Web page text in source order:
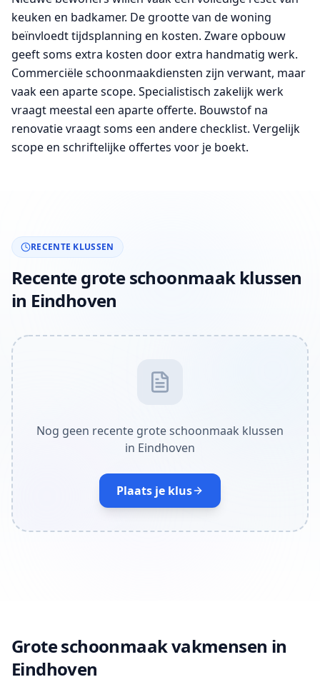
keuken en badkamer. De grootte van de woning
beïnvloedt tijdsplanning en kosten. Zware opbouw
geeft soms extra kosten door extra handmatig werk.
Commerciële schoonmaakdiensten zijn verwant, maar
vaak een aparte scope. Specialistisch zakelijk werk
vraagt meestal een aparte offerte. Bouwstof na
renovatie vraagt soms een andere checklist. Vergelijk
scope en schriftelijke offertes voor je boekt.
RECENTE KLUSSEN
Recente grote schoonmaak klussen
in Eindhoven
Nog geen recente grote schoonmaak klussen
in Eindhoven
Plaats je klus
Grote schoonmaak vakmensen in
Eindhoven